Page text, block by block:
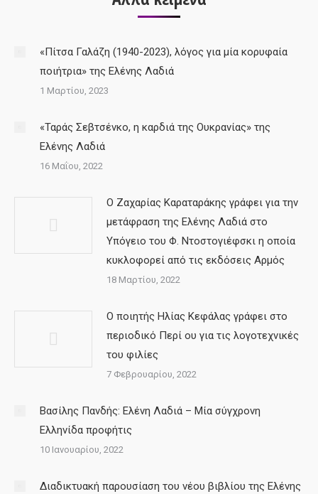
«Πίτσα Γαλάζη (1940-2023), λόγος για μία κορυφαία
ποιήτρια» της Ελένης Λαδιά
1 Μαρτίου, 2023
«Ταράς Σεβτσένκο, η καρδιά της Ουκρανίας» της
Ελένης Λαδιά
16 Μαΐου, 2022
Ο Ζαχαρίας Καραταράκης γράφει για την
μετάφραση της Ελένης Λαδιά στο
Υπόγειο του Φ. Ντοστογιέφσκι η οποία
κυκλοφορεί από τις εκδόσεις Αρμός
18 Μαρτίου, 2022
Ο ποιητής Ηλίας Κεφάλας γράφει στο
περιοδικό Περί ου για τις λογοτεχνικές
του φιλίες
7 Φεβρουαρίου, 2022
Βασίλης Πανδής: Ελένη Λαδιά – Μία σύγχρονη
Ελληνίδα προφήτις
10 Ιανουαρίου, 2022
Διαδικτυακή παρουσίαση του νέου βιβλίου της Ελένης